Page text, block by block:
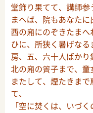
堂飾り果てて、講師
まへば、院もあなた
西の廂にのぞきたま
ひに、所狭く暑げな
房、五、六十人ばかり
北の廂の簀子まで、
またして、煙たきま
て、
「空に焚くは、いづ